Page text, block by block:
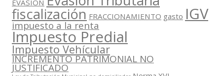
EVASION
fiscalización FRACCIONAMIENTO gasto IGV
impuesto a la renta
Impuesto Predial
Impuesto Vehícular
INCREMENTO PATRIMONIAL NO
JUSTIFICADO